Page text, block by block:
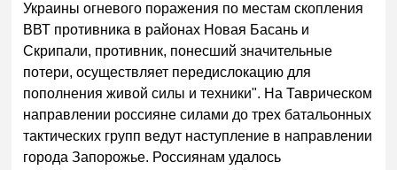
Украины огневого поражения по местам скопления
ВВТ противника в районах Новая Басань и
Скрипали, противник, понесший значительные
потери, осуществляет передислокацию для
пополнения живой силы и техники". На Таврическом
направлении россияне силами до трех батальонных
тактических групп ведут наступление в направлении
города Запорожье. Россиянам удалось